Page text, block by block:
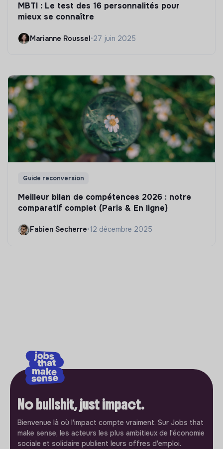
MBTI : Le test des 16 personnalités pour
mieux se connaître
Marianne Roussel•27 juin 2025
Guide reconversion
Meilleur bilan de compétences 2026 : notre
comparatif complet (Paris & En ligne)
Fabien Secherre•12 décembre 2025
No bullshit, just impact.
Bienvenue là où l'impact compte vraiment. Sur Jobs that
make sense, les acteurs les plus ambitieux de l'économie
sociale et solidaire publient leurs offres d'emploi.